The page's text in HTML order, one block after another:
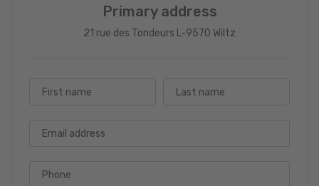
Primary address
21 rue des Tondeurs L-9570 Wiltz
First name Last name
Email address
Phone